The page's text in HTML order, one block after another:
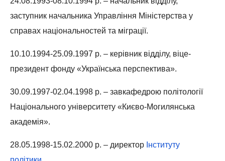
заступник начальника Управління Міністерства у
справах національностей та міграції.
10.10.1994-25.09.1997 р. – керівник відділу, віце-
президент фонду «Українська перспектива».
30.09.1997-02.04.1998 р. – завкафедрою політології
Національного університету «Києво-Могилянська
академія».
28.05.1998-15.02.2000 р. – директор Інституту